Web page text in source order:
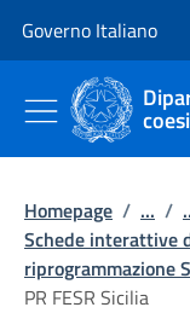
Governo Italiano
Homepage / ... /
Schede interattive
riprogrammazione
PR FESR Sicilia